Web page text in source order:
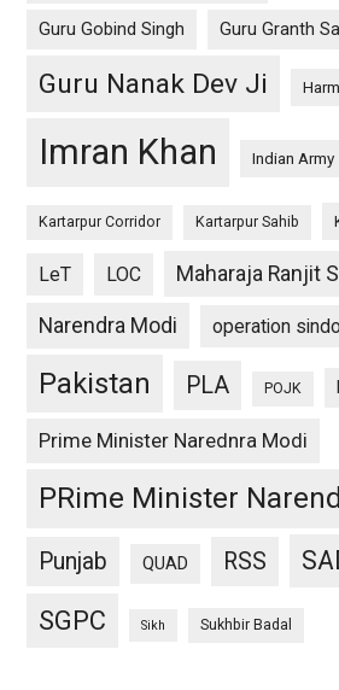
Guru Gobind Singh Guru Granth
Guru Nanak Dev Ji
Imran Khan Indian Army
Kartarpur Corridor Kartarpur Sahib
LeT LOC Maharaja Ranjit
Narendra Modi operation
Pakistan PLA POJK
Prime Minister Narednra Modi
PRime Minister
Punjab QUAD RSS
SGPC Sikh Sukhbir Badal